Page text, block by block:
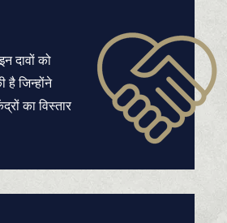
दावों को
जिन्होंने
का विस्तार